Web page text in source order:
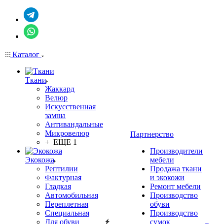
Каталог
Ткани
Жаккард
Велюр
Искусственная
замша
Антивандальные
Микровелюр
+ ЕЩЕ 1
Экокожа
Рептилии
Фактурная
Гладкая
Автомобильная
Переплетная
Специальная
Для обуви
Партнерство
Производители
мебели
Продажа ткани
и экокожи
Ремонт мебели
Производство
обуви
Производство
сумок